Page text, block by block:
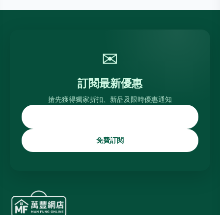
✉
訂閱最新優惠
搶先獲得獨家折扣、新品及限時優惠通知
免費訂閱